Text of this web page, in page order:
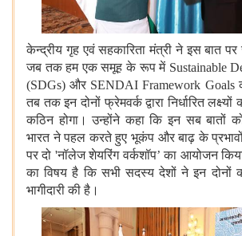
केन्द्रीय गृह एवं सहकारिता मंत्री ने इस बात
जब तक हम एक समूह के रूप में Sustainable
(SDGs)और SENDAI Framework Goals
तब तक इन दोनोंफ्रेमवर्कद्वारा निर्धारितलक्ष्यों
कठिन होगा। उन्होंने कहा किइन सब बातों
भारत ने पहल करते हुए भूकंप और बाढ़ के
पर दो 'नॉलेज शेयरिंग वर्कशॉप’ का आयोजन
का विषय है कि सभी सदस्य देशों ने इन दोनों
भागीदारी की है।